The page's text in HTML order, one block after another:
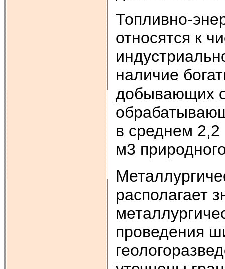
Топливно-
относятся к
наличие
добывающих
в среднем
м3
располагает
проведения